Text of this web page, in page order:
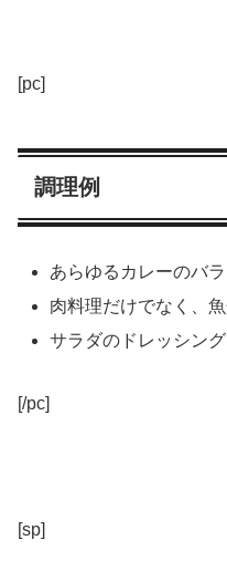
[pc]
調理例
あらゆるカレーのバ
肉料理だけでなく、
サラダのドレッシン
[/pc]
[sp]